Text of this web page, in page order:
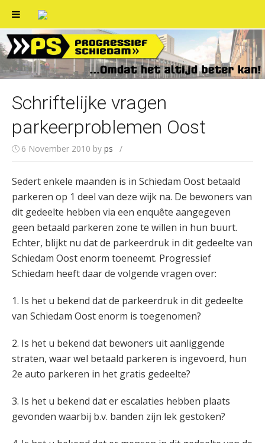
Skip
to
content
Schriftelijke vragen
parkeerproblemen Oost
6 November 2010 by ps /
Sedert enkele maanden is in Schiedam Oost betaald
parkeren op 1 deel van deze wijk na. De bewoners van
dit gedeelte hebben via een enquête aangegeven
geen betaald parkeren zone te willen in hun buurt.
Echter, blijkt nu dat de parkeerdruk in dit gedeelte van
Schiedam Oost enorm toeneemt. Progressief
Schiedam heeft daar de volgende vragen over:
1. Is het u bekend dat de parkeerdruk in dit gedeelte
van Schiedam Oost enorm is toegenomen?
2. Is het u bekend dat bewoners uit aanliggende
straten, waar wel betaald parkeren is ingevoerd, hun
2e auto parkeren in het gratis gedeelte?
3. Is het u bekend dat er escalaties hebben plaats
gevonden waarbij b.v. banden zijn lek gestoken?